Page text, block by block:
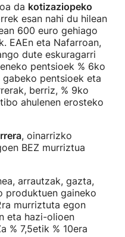
da kotizaziopeko
esan nahi du hilean
600 euro gehiago
EAEn eta Nafarroan,
dute eskuragarri
pentsioek % 6ko
pentsioek eta
berriz, % 9ko
ahulenen erosteko
, oinarrizko
BEZ murriztua
arrautzak, gazta,
produktuen gaineko
murriztuta egon
eta hazi-olioen
% 7,5etik % 10era